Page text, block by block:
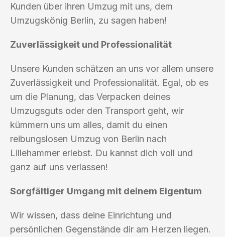
Kunden über ihren Umzug mit uns, dem
Umzugskönig Berlin, zu sagen haben!
Zuverlässigkeit und Professionalität
Unsere Kunden schätzen an uns vor allem unsere
Zuverlässigkeit und Professionalität. Egal, ob es
um die Planung, das Verpacken deines
Umzugsguts oder den Transport geht, wir
kümmern uns um alles, damit du einen
reibungslosen Umzug von Berlin nach
Lillehammer erlebst. Du kannst dich voll und
ganz auf uns verlassen!
Sorgfältiger Umgang mit deinem Eigentum
Wir wissen, dass deine Einrichtung und
persönlichen Gegenstände dir am Herzen liegen.